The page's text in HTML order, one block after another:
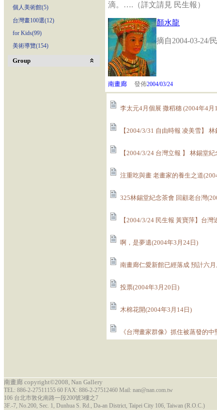
個人美術館(5)
台灣畫100選(12)
for Kids(99)
美術導覽(154)
Group
滴。….（詳文請見 民生報
顏水龍
摘自2004-03-24/
南畫廊 發佈2004/03/24
李太元4月個展 撒稻穗 (2004年4月
【2004/3/31 自由時報 凌美雪】
【2004/3/24 台灣立報 】 林錫堂
注重吃與畫 老畫家的養生之道
325林錫堂紀念茶會 回顧老台灣
【2004/3/24 民生報 黃寶萍】台
啊，是夢遺(2004年3月24日)
南畫廊仁愛新館已經落成 預計六
投票(2004年3月20日)
木棉花開(2004年3月14日)
《台灣畫家群像》抓住被蒸發的
南畫廊 copyright©2008, Nan Gallery
TEL: 886-2-27511155 60 FAX: 886-2-27512460 Mail: nan@nan.com.tw
106 台北市敦化南路一段200號3樓之7
3F.-7, No.200, Sec. 1, Dunhua S. Rd., Da-an District, Taipei City 106, Taiwan (R.O.C.)